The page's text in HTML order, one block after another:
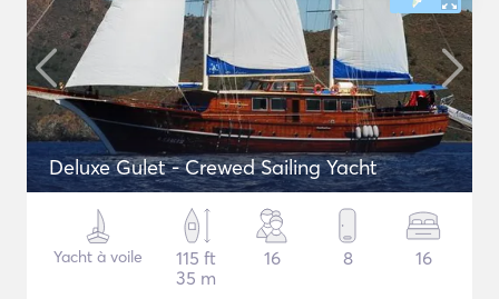
Deluxe Gulet - Crewed Sailing Yacht
Yacht à voile
115 ft
35 m
16 8 16